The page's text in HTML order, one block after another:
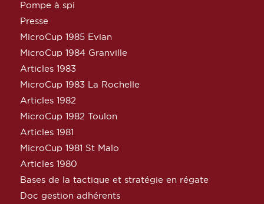
Pompe à spi
Presse
MicroCup 1985 Evian
MicroCup 1984 Granville
Articles 1983
MicroCup 1983 La Rochelle
Articles 1982
MicroCup 1982 Toulon
Articles 1981
MicroCup 1981 St Malo
Articles 1980
Bases de la tactique et stratégie en régate
Doc gestion adhérents